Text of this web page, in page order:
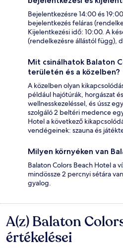
Bejelentkezésre 14:00 és
bejelentkezés feláras
Kijelentkezési idő: 10:00. A
(rendelkezésre állástól függ),
Mit csinálhatok Balaton
területén és a közelben?
A közelben olyan
például hajótúrák, horgászat
wellnesskezeléssel, és ússz
szolgáló 2 beltéri medence
Hotel a következő
vendégeinek: szauna és
Milyen környéken van
Balaton Colors Beach Hotel a
mindössze 2 percnyi sétára
gyalog.
Értékelések
A(z) Balaton
értékelései